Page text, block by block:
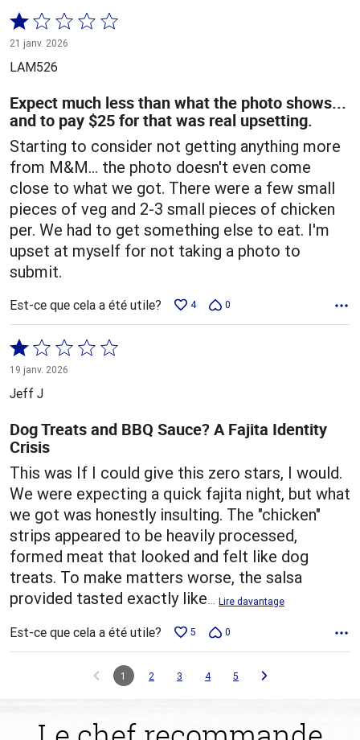
Coté
1 sur
5
21 janv. 2026
LAM526
Expect much less than what the photo shows...
and to pay $25 for that was real upsetting.
Starting to consider not getting anything more
from M&M... the photo doesn't even come
close to what we got. There were a few small
pieces of veg and 2-3 small pieces of chicken
per. We had to get something else to eat. I'm
upset at myself for not taking a photo to
submit.
Est-ce que cela a été utile? 4 0
Coté
1 sur
5
19 janv. 2026
Jeff J
Dog Treats and BBQ Sauce? A Fajita Identity
Crisis
This was If I could give this zero stars, I would.
We were expecting a quick fajita night, but what
we got was honestly insulting. The "chicken"
strips appeared to be heavily processed,
formed meat that looked and felt like dog
treats. To make matters worse, the salsa
provided tasted exactly like… Lire davantage
Est-ce que cela a été utile? 5 0
1 2 3 4 5